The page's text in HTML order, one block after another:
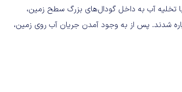
تخلیه آب به داخل گودال‌های بزرگ سطح زمین،
شدند. پس از به وجود آمدن جریان آب روی زمین،